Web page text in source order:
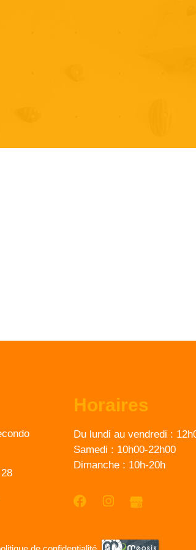
Horaires
Du lundi au vendredi :
Samedi : 10h00-22h00
Dimanche : 10h-20h